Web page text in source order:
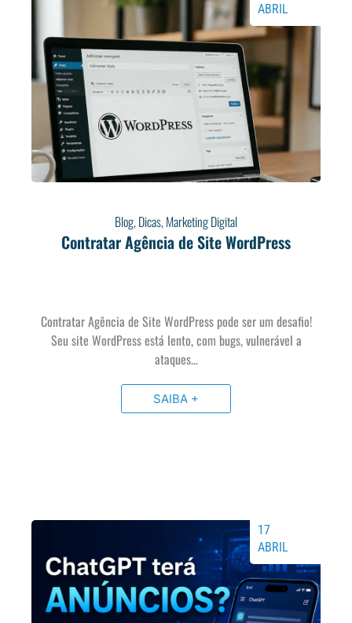
Blog,Dicas,Marketing Digital
Contratar Agência de Site WordPress
ABRIL
Contratar Agência de Site WordPress pode ser um desafio!
Seu site WordPress está lento, com bugs, vulnerável a
ataques…
SAIBA +
17
ABRIL